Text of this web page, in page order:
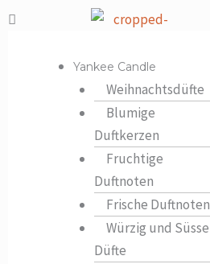
ZumFlyout
Yankee Candle
Weihnachtsdüfte
Blumige
Duftkerzen
Fruchtige
Duftnoten
Frische Duftnoten
Würzig und Süsse
Düfte